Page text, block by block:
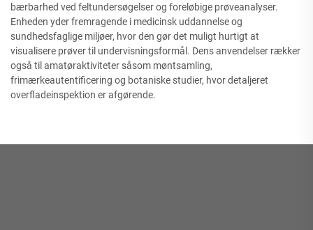
bærbarhed ved feltundersøgelser og foreløbige prøveanalyser.
Enheden yder fremragende i medicinsk uddannelse og
sundhedsfaglige miljøer, hvor den gør det muligt hurtigt at
visualisere prøver til undervisningsformål. Dens anvendelser rækker
også til amatøraktiviteter såsom møntsamling,
frimærkeautentificering og botaniske studier, hvor detaljeret
overfladeinspektion er afgørende.